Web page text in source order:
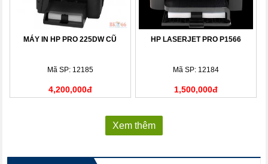
MÁY IN HP PRO 225DW CŨ
Mã SP: 12185
4,200,000đ
HP LASERJET PRO P1566
Mã SP: 12184
1,500,000đ
Xem thêm